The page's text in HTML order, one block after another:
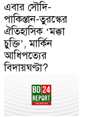
এবার সৌদি-
পাকিস্তান-তুরস্কের
ঐতিহাসিক ‘মক্কা
চুক্তি’, মার্কিন
আধিপত্যের
বিদায়ঘণ্টা?